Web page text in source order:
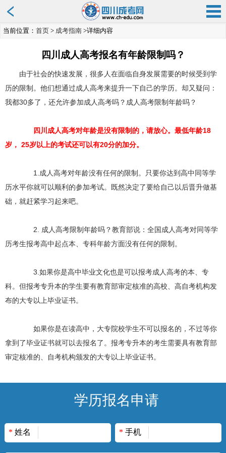
当前位置： 首页 > 成考指南 >详细内容
四川成人高考报名有年龄限制吗？
由于社会的快速发展，很多人在面临自身发展需要的时候受到学
历的限制。他们想通过成人高考来提升一下自己的学历。却又疑问：
我都30多了，还允许参加成人高考吗？成人高考限制年龄吗？
四川成人高考对年龄是没有限制的，请放心。最低年龄18
岁， 25岁以上的考试还可以有20分的加分。
1.成人高考对年龄没有任何的限制。只要你达到高中同等学
历水平你就可以顺利的参加考试。既然决定了要给自己以后晋升做基
础，就赶紧学习起来吧。
2. 成人高考限制年龄吗？教育部说：全国成人高考对同等学
历考生报考高中起点本、专科年龄方面没有任何的限制。
3.如果你是高中毕业文化也是可以报考成人高考的本、专
科。但报考专升本的学生要有教育部审定核准的高校、高自考机构发
布的大专以上毕业证书。
如果你是在读高中，大专院校学生不可以报名的，不过等你
拿到了毕业证书就可以去报名了。报考专升本的考生需要具有教育部
审定核准的、自考机构颁发的大专以上毕业证书。
学历报名申请
* 姓名 * 手机